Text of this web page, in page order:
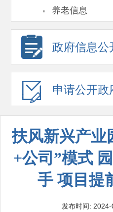
· 养老信息
政府信息公
申请公开政
扶风新兴产业
+公司”模式
手 项目提
发布时间: